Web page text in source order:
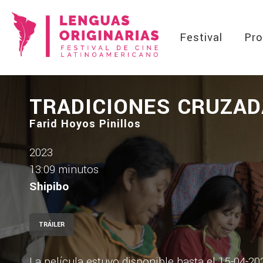
Festival
TRADICIONES
Farid Hoyos Pinillos
2023
13:09 minutos
Shipibo
TRÁILER